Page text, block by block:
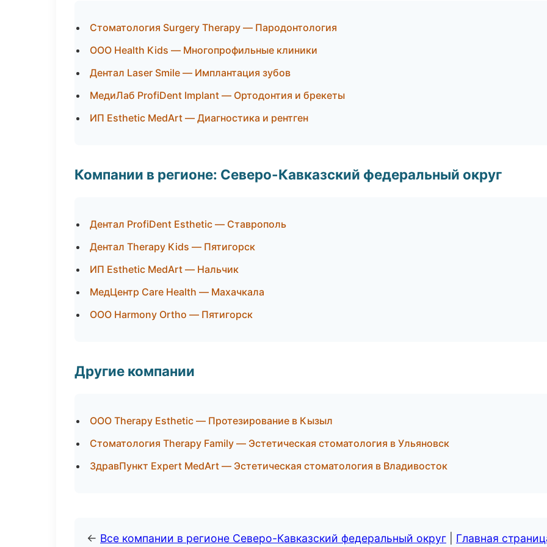
Стоматология Surgery Therapy — Пародонтология
ООО Health Kids — Многопрофильные клиники
Дентал Laser Smile — Имплантация зубов
МедиЛаб ProfiDent Implant — Ортодонтия и брекеты
ИП Esthetic MedArt — Диагностика и рентген
Компании в регионе: Северо-Кавказский федеральный округ
Дентал ProfiDent Esthetic — Ставрополь
Дентал Therapy Kids — Пятигорск
ИП Esthetic MedArt — Нальчик
МедЦентр Care Health — Махачкала
ООО Harmony Ortho — Пятигорск
Другие компании
ООО Therapy Esthetic — Протезирование в Кызыл
Стоматология Therapy Family — Эстетическая стоматология в Ульяновск
ЗдравПункт Expert MedArt — Эстетическая стоматология в Владивосток
← Все компании в регионе Северо-Кавказский федеральный округ Главная